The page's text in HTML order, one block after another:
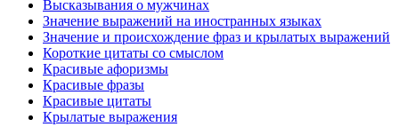
Высказывания о мужчинах
Значение выражений на иностранных языках
Значение и происхождение фраз и крылатых выражений
Короткие цитаты со смыслом
Красивые афоризмы
Красивые фразы
Красивые цитаты
Крылатые выражения